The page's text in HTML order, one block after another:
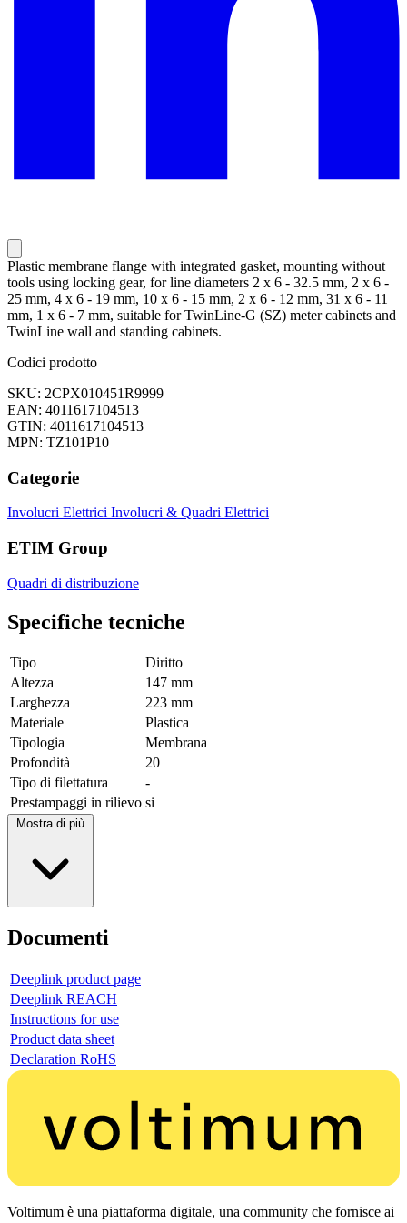
Plastic membrane flange with integrated gasket, mounting without
tools using locking gear, for line diameters 2 x 6 - 32.5 mm, 2 x 6 -
25 mm, 4 x 6 - 19 mm, 10 x 6 - 15 mm, 2 x 6 - 12 mm, 31 x 6 - 11
mm, 1 x 6 - 7 mm, suitable for TwinLine-G (SZ) meter cabinets and
TwinLine wall and standing cabinets.
Codici prodotto
SKU: 2CPX010451R9999
EAN: 4011617104513
GTIN: 4011617104513
MPN: TZ101P10
Categorie
Involucri Elettrici Involucri & Quadri Elettrici
ETIM Group
Quadri di distribuzione
Specifiche tecniche
Tipo
Diritto
Altezza
147 mm
Larghezza
223 mm
Materiale
Plastica
Tipologia
Membrana
Profondità
20
Tipo di filettatura
-
Prestampaggi in rilievo si
Mostra di più
Documenti
Deeplink product page
Deeplink REACH
Instructions for use
Product data sheet
Declaration RoHS
Voltimum è una piattaforma digitale, una community che fornisce ai